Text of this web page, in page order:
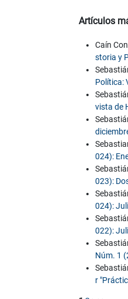
Artículos
Caín
storia y
Política:
vista de
024):
023):
024):
022):
Núm. 1
r